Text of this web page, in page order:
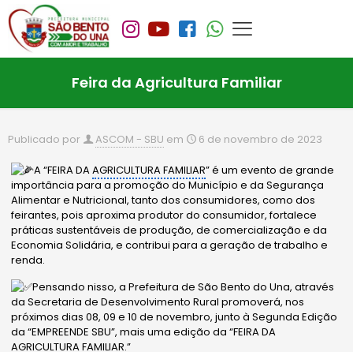
Feira da Agricultura Familiar
Publicado por ASCOM - SBU em 6 de novembro de 2023
A “FEIRA DAAGRICULTURA FAMILIAR” é um evento de grande
importância para a promoção do Município e da Segurança
Alimentar e Nutricional, tanto dos consumidores, como dos
feirantes, pois aproxima produtor do consumidor, fortalece
práticas sustentáveis de produção, de comercialização e da
Economia Solidária, e contribui para a geração de trabalho e
renda.
Pensando nisso, a Prefeitura de São Bento do Una, através
da Secretaria de Desenvolvimento Rural promoverá, nos
próximosdias 08, 09 e 10 de novembro, junto à Segunda Edição
da “EMPREENDE SBU”, mais uma edição da “FEIRA DA
AGRICULTURA FAMILIAR.”